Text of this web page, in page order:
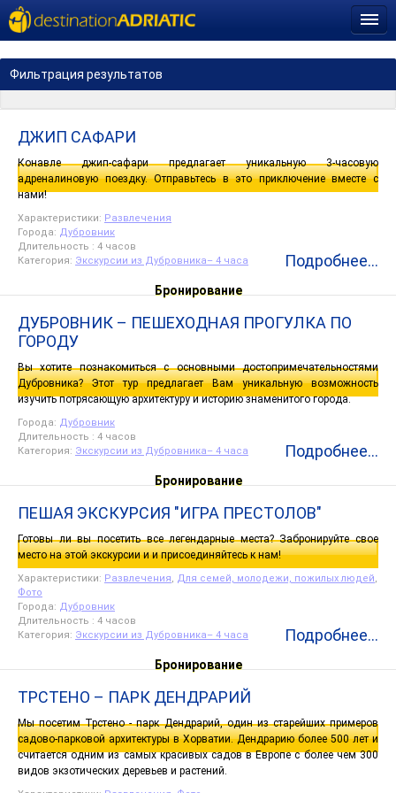
Фильтрация результатов
ДЖИП САФАРИ
Конавле джип-сафари предлагает уникальную 3-часовую
адреналиновую поездку. Отправьтесь в это приключение вместе с
нами!
Характеристики: Развлечения
Города: Дубровник‎
Длительность : 4 часов
Категория: Экскурсии из Дубровника– 4 часа Подробнее...
Бронирование
ДУБРОВНИК – ПЕШЕХОДНАЯ ПРОГУЛКА ПО
ГОРОДУ
Вы хотите познакомиться с основными достопримечательностями
Дубровника? Этот тур предлагает Вам уникальную возможность
изучить потрясающую архитектуру и историю знаменитого города.
Города: Дубровник‎
Длительность : 4 часов
Категория: Экскурсии из Дубровника– 4 часа Подробнее...
Бронирование
ПЕШАЯ ЭКСКУРСИЯ "ИГРА ПРЕСТОЛОВ"
Готовы ли вы посетить все легендарные места? Забронируйте свое
место на этой экскурсии и и присоединяйтесь к нам!
Характеристики: Развлечения, Для семей, молодежи, пожилых людей,
Фото
Города: Дубровник‎
Длительность : 4 часов
Категория: Экскурсии из Дубровника– 4 часа Подробнее...
Бронирование
ТРСТЕНО – ПАРК ДЕНДРАРИЙ
Мы посетим Трстено - парк Дендрарий, один из старейших примеров
садово-парковой архитектуры в Хорватии. Дендрарию более 500 лет и
считается одним из самых красивых садов в Европе с более чем 300
видов экзотических деревьев и растений.